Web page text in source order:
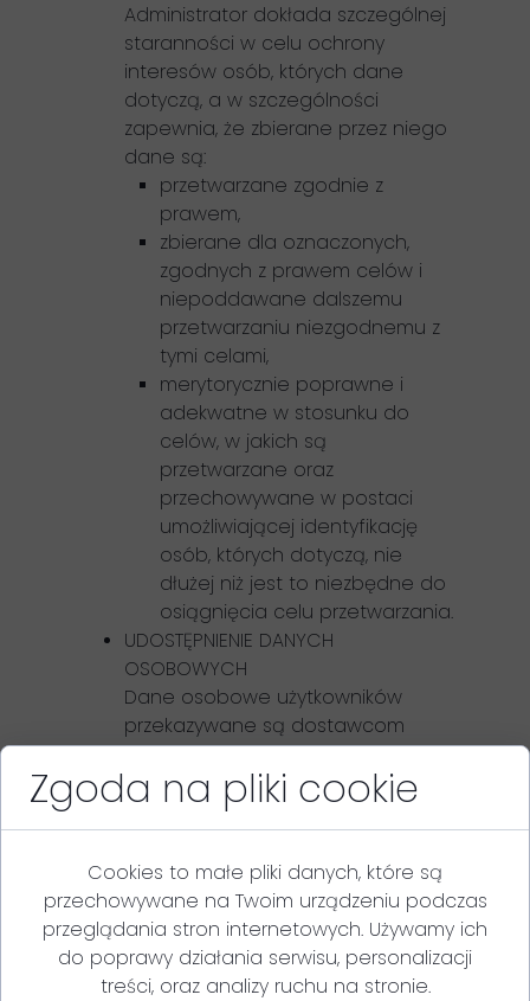
Administrator dokłada szczególnej
staranności w celu ochrony
interesów osób, których dane
dotyczą, a w szczególności
zapewnia, że zbierane przez niego
dane są:
przetwarzane zgodnie z
prawem,
zbierane dla oznaczonych,
zgodnych z prawem celów i
niepoddawane dalszemu
przetwarzaniu niezgodnemu z
tymi celami,
merytorycznie poprawne i
adekwatne w stosunku do
celów, w jakich są
przetwarzane oraz
przechowywane w postaci
umożliwiającej identyfikację
osób, których dotyczą, nie
dłużej niż jest to niezbędne do
osiągnięcia celu przetwarzania.
UDOSTĘPNIENIE DANYCH
OSOBOWYCH
Dane osobowe użytkowników
przekazywane są dostawcom
usług, z których korzysta
Administrator przy prowadzeniu
strony internetowej. Dostawcy
usług, którym przekazywane są
dane osobowe, w zależności od
uzgodnień umownych i
okoliczności, albo podlegają
poleceniom Administratora co do
celów i sposobów przetwarzania
Zgoda na pliki cookie
Cookies to małe pliki danych, które są
przechowywane na Twoim urządzeniu podczas
przeglądania stron internetowych. Używamy ich
do poprawy działania serwisu, personalizacji
treści, oraz analizy ruchu na stronie.